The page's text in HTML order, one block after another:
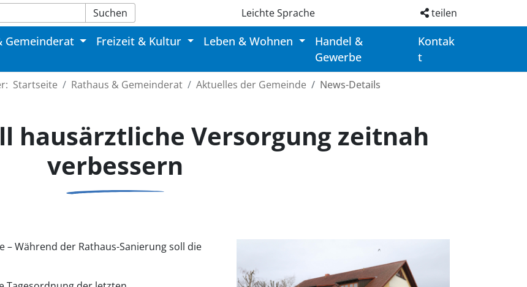
Suchen Leichte Sprache teilen
Gemeinderat Freizeit & Kultur Leben & Wohnen
Handel &
Gewerbe
Kontak
t
Startseite Rathaus & Gemeinderat Aktuelles der Gemeinde News-Details
hausärztliche Versorgung zeitnah
verbessern
– Während der Rathaus-Sanierung soll die